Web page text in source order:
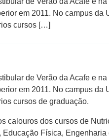
em 2011. No campus
cursos […]
de Verão da Acafe e
em 2011. No campus
cursos de graduação.
calouros dos cursos de
Física,